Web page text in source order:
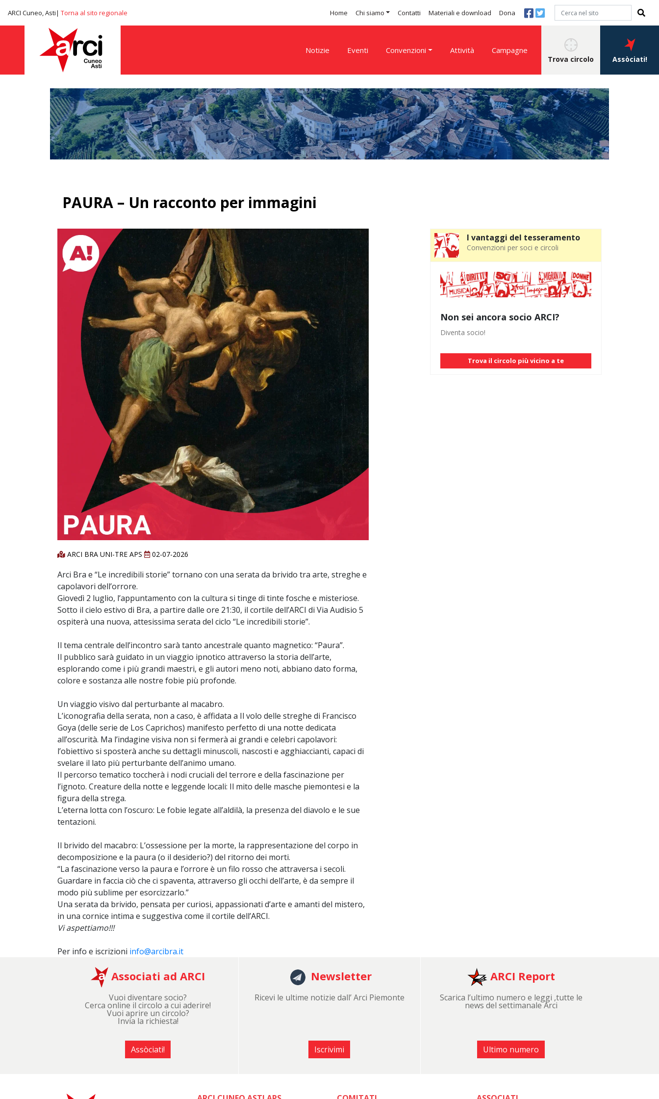
ARCI Cuneo, Asti| Torna al sito regionale Home Chi siamo Contatti Materiali e download Dona
Notizie Eventi Convenzioni Attività Campagne
Trova circolo Assòciati!
PAURA – Un racconto per immagini
ARCI BRA UNI-TRE APS 02-07-2026
Arci Bra e “Le incredibili storie” tornano con una serata da brivido tra arte, streghe e
capolavori dell’orrore.
Giovedì 2 luglio, l’appuntamento con la cultura si tinge di tinte fosche e misteriose.
Sotto il cielo estivo di Bra, a partire dalle ore 21:30, il cortile dell’ARCI di Via Audisio 5
ospiterà una nuova, attesissima serata del ciclo “Le incredibili storie”.
Il tema centrale dell’incontro sarà tanto ancestrale quanto magnetico: “Paura”.
Il pubblico sarà guidato in un viaggio ipnotico attraverso la storia dell’arte,
esplorando come i più grandi maestri, e gli autori meno noti, abbiano dato forma,
colore e sostanza alle nostre fobie più profonde.
Un viaggio visivo dal perturbante al macabro.
L’iconografia della serata, non a caso, è affidata a Il volo delle streghe di Francisco
Goya (delle serie de Los Caprichos) manifesto perfetto di una notte dedicata
all’oscurità. Ma l’indagine visiva non si fermerà ai grandi e celebri capolavori:
l’obiettivo si sposterà anche su dettagli minuscoli, nascosti e agghiaccianti, capaci di
svelare il lato più perturbante dell’animo umano.
Il percorso tematico toccherà i nodi cruciali del terrore e della fascinazione per
l’ignoto. Creature della notte e leggende locali: Il mito delle masche piemontesi e la
figura della strega.
L’eterna lotta con l’oscuro: Le fobie legate all’aldilà, la presenza del diavolo e le sue
tentazioni.
Il brivido del macabro: L’ossessione per la morte, la rappresentazione del corpo in
decomposizione e la paura (o il desiderio?) del ritorno dei morti.
“La fascinazione verso la paura e l’orrore è un filo rosso che attraversa i secoli.
Guardare in faccia ciò che ci spaventa, attraverso gli occhi dell’arte, è da sempre il
modo più sublime per esorcizzarlo.”
Una serata da brivido, pensata per curiosi, appassionati d’arte e amanti del mistero,
in una cornice intima e suggestiva come il cortile dell’ARCI.
Vi aspettiamo!!!
Per info e iscrizioni info@arcibra.it
I vantaggi del tesseramento
Convenzioni per soci e circoli
Non sei ancora socio ARCI?
Diventa socio!
Trova il circolo più vicino a te
Associati ad ARCI
Vuoi diventare socio?
Cerca online il circolo a cui aderire!
Vuoi aprire un circolo?
Invia la richiesta!
Assòciati!
Newsletter
Ricevi le ultime notizie dall’ Arci Piemonte
Iscrivimi
ARCI Report
Scarica l’ultimo numero e leggi ,tutte le
news del settimanale Arci
Ultimo numero